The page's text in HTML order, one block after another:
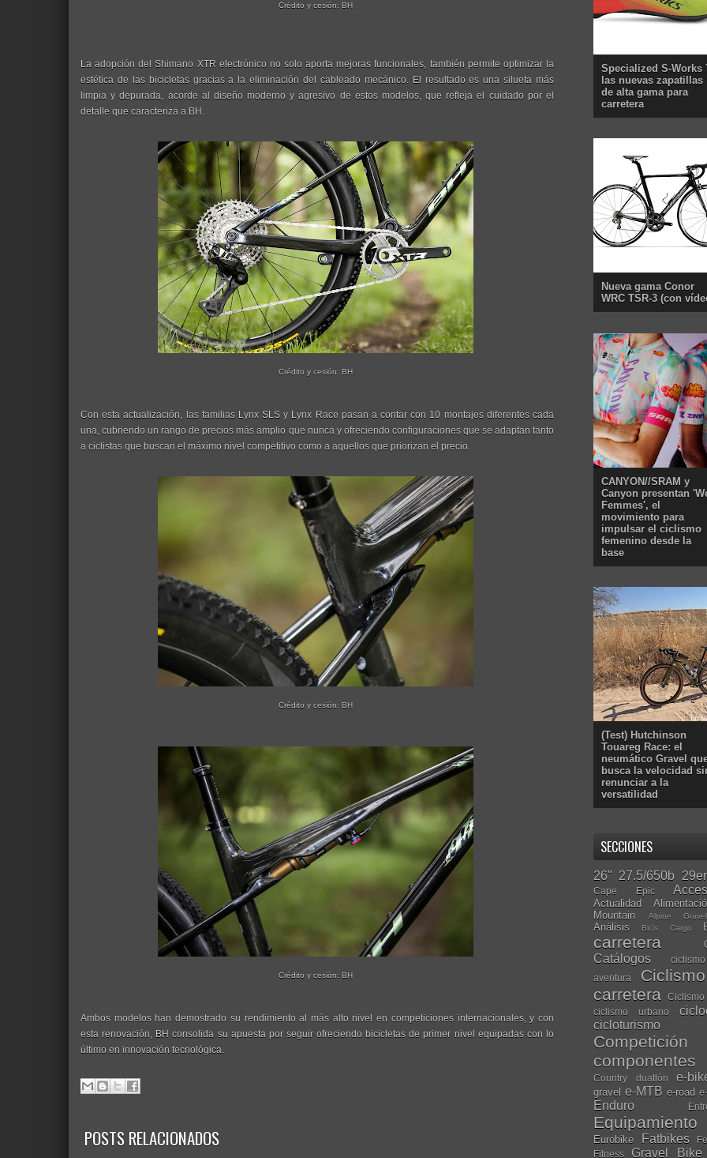
Crédito y cesión: BH
La adopción del Shimano XTR electrónico no solo aporta mejoras funcionales, también permite optimizar la
estética de las bicicletas gracias a la eliminación del cableado mecánico. El resultado es una silueta más
limpia y depurada, acorde al diseño moderno y agresivo de estos modelos, que refleja el cuidado por el
detalle que caracteriza a BH.
Crédito y cesión: BH
Con esta actualización, las familias Lynx SLS y Lynx Race pasan a contar con 10 montajes diferentes cada
una, cubriendo un rango de precios más amplio que nunca y ofreciendo configuraciones que se adaptan tanto
a ciclistas que buscan el máximo nivel competitivo como a aquellos que priorizan el precio.
Crédito y cesión: BH
Crédito y cesión: BH
Ambos modelos han demostrado su rendimiento al más alto nivel en competiciones internacionales, y con
esta renovación, BH consolida su apuesta por seguir ofreciendo bicicletas de primer nivel equipadas con lo
último en innovación tecnológica.
POSTS RELACIONADOS
Specialized S-Works
las nuevas zapatillas
de alta gama para
carretera
Nueva gama Conor
WRC TSR-3 (con
CANYON//SRAM y
Canyon presentan
Femmes', el
movimiento para
impulsar el ciclismo
femenino desde la
base
(Test) Hutchinson
Touareg Race: el
neumático Gravel
busca la velocidad
renunciar a la
versatilidad
SECCIONES
26" 27.5/650b 29er
Cape Epic
Actualidad
Mountain
Alpine
Análisis Bicis Cargo
carretera
Catálogos
aventura
carretera
Ciclismo
ciclismo urbano
cicloturismo
Competición
componentes
Country duatlón e-
gravel e-MTB e-road
Enduro
Equipamiento
Eurobike Fatbikes
Fitness
Gravel Bike